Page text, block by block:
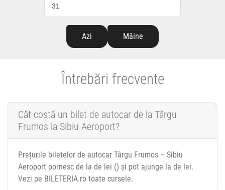
31
Azi Mâine
Întrebări frecvente
Cât costă un bilet de autocar de la Târgu
Frumos la Sibiu Aeroport?
Prețurile biletelor de autocar Târgu Frumos – Sibiu
Aeroport pornesc de la de lei () și pot ajunge la de lei.
Vezi pe BILETERIA.ro toate cursele.